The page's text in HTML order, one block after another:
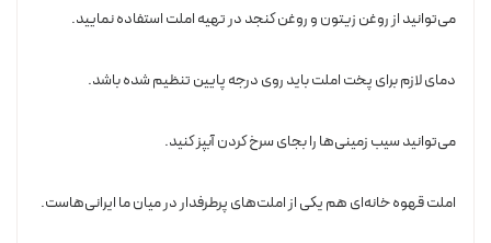
می‌توانید از روغن زیتون و روغن کنجد در تهیه املت استفاده نمایید.
دمای لازم برای پخت املت باید روی درجه پایین تنظیم شده باشد.
می‌توانید سیب زمینی‌ها را بجای سرخ کردن آبپز کنید.
املت قهوه خانه‌ای هم یکی از املت‌های پرطرفدار در میان ما ایرانی‌هاست.